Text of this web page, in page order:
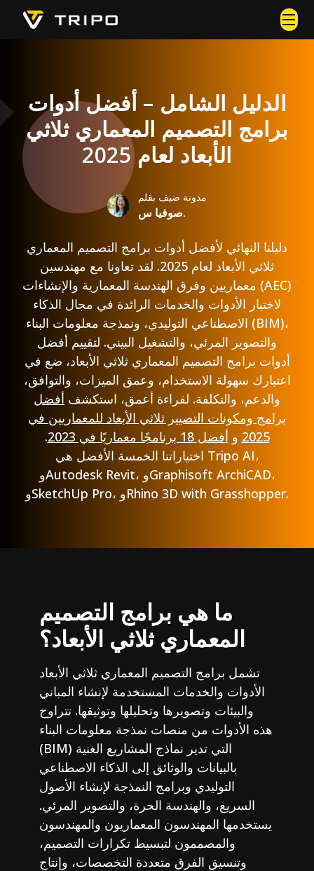
الدليل الشامل – أفضل أدوات
برامج التصميم المعماري ثلاثي
الأبعاد لعام 2025
مدونة ضيف بقلم
صوفيا س.
دليلنا النهائي لأفضل أدوات برامج التصميم المعماري
ثلاثي الأبعاد لعام 2025. لقد تعاونا مع مهندسين
معماريين وفرق الهندسة المعمارية والإنشاءات (AEC)
لاختبار الأدوات والخدمات الرائدة في مجال الذكاء
الاصطناعي التوليدي، ونمذجة معلومات البناء (BIM)،
والتصوير المرئي، والتشغيل البيني. لتقييم أفضل
أدوات برامج التصميم المعماري ثلاثي الأبعاد، ضع في
اعتبارك سهولة الاستخدام، وعمق الميزات، والتوافق،
والدعم، والتكلفة. لقراءة أعمق، استكشف أفضل
برامج ومكونات التصيير ثلاثي الأبعاد للمعماريين في
2025 و أفضل 18 برنامجًا معماريًا في 2023
.
اختياراتنا الخمسة الأفضل هي Tripo AI،
وAutodesk Revit، وGraphisoft ArchiCAD،
وSketchUp Pro، وRhino 3D with Grasshopper.
ما هي برامج التصميم
المعماري ثلاثي الأبعاد؟
تشمل برامج التصميم المعماري ثلاثي الأبعاد
الأدوات والخدمات المستخدمة لإنشاء المباني
والبيئات وتصويرها وتحليلها وتوثيقها. تتراوح
هذه الأدوات من منصات نمذجة معلومات البناء
(BIM) التي تدير نماذج المشاريع الغنية
بالبيانات والوثائق إلى الذكاء الاصطناعي
التوليدي وبرامج النمذجة لإنشاء الأصول
السريع، والهندسة الحرة، والتصوير المرئي.
يستخدمها المهندسون المعماريون والمهندسون
والمصممون لتبسيط تكرارات التصميم،
وتنسيق الفرق متعددة التخصصات، وإنتاج